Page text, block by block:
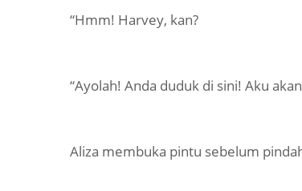
“Hmm! Harvey, kan?
“Ayolah! Anda duduk di sini! Aku
Aliza membuka pintu sebelum